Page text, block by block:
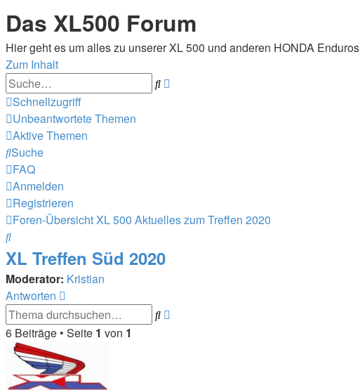
Das XL500 Forum
Hier geht es um alles zu unserer XL 500 und anderen HONDA Enduros
Zum Inhalt
Suche
Schnellzugriff
Unbeantwortete Themen
Aktive Themen
Suche
FAQ
Anmelden
Registrieren
Foren-ÜbersichtXL 500 Aktuelles zum Treffen 2020
Suche
XL Treffen Süd 2020
Moderator: Kristian
Antworten
Suche
6 Beiträge • Seite 1 von 1